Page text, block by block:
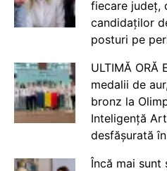
fiecare județ,
candidaților
posturi pe
ULTIMĂ
medalii de
bronz la
Inteligență
desfășurată
Încă mai sunt